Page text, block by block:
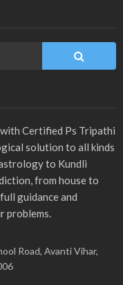
Certified Ps Tripathi
solution to all kinds
to Kundli
from house to
guidance and
problems.
Road, Avanti Vihar,